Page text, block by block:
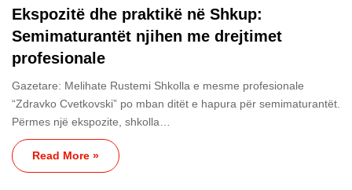
Ekspozitë dhe praktikë në Shkup:
Semimaturantët njihen me drejtimet
profesionale
Gazetare: Melihate Rustemi Shkolla e mesme profesionale
“Zdravko Cvetkovski” po mban ditët e hapura për semimaturantët.
Përmes një ekspozite, shkolla…
Read More »